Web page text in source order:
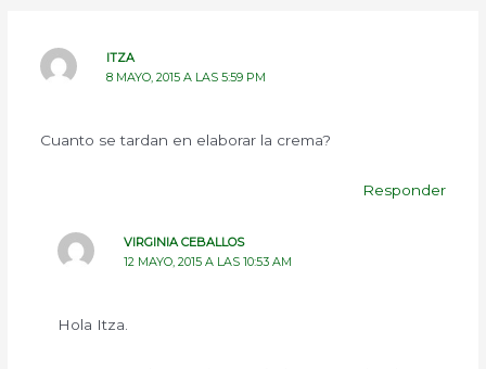
ITZA
8 MAYO, 2015 A LAS 5:59 PM
Cuanto se tardan en elaborar la crema?
Responder
VIRGINIA CEBALLOS
12 MAYO, 2015 A LAS 10:53 AM
Hola Itza.